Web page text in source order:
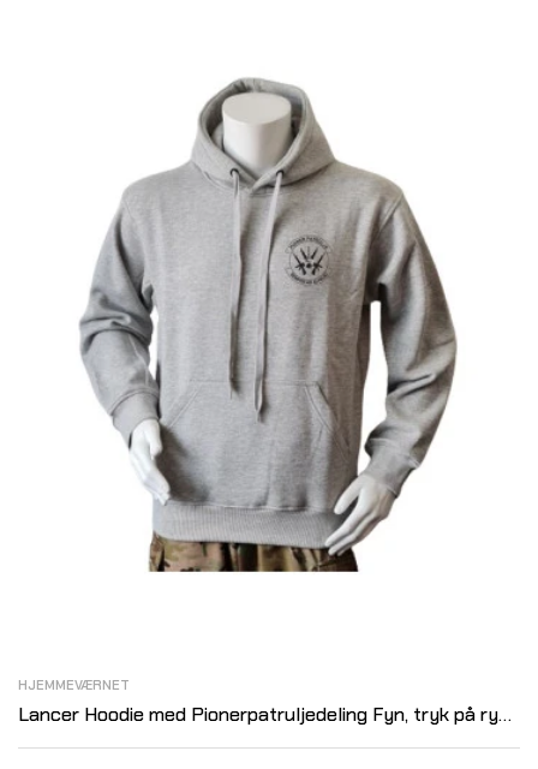
HJEMMEVÆRNET
Lancer Hoodie med Pionerpatruljedeling Fyn, tryk på ryg,
Grå